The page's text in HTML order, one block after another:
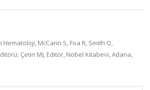
McCann S, Foa R, Smith O,
Çetin M), Editör, Nobel Kitabevi, Adana,